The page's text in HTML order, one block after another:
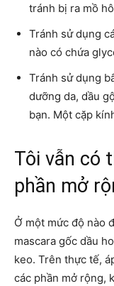
tránh bị ra mồ
Tránh sử dụng
nào có chứa
Tránh sử dụng
dưỡng da, dầu
bạn. Một cặp
Tôi vẫn có
phần mở
Ở một mức độ nào
mascara gốc dầu
keo. Trên thực tế,
các phần mở rộng,